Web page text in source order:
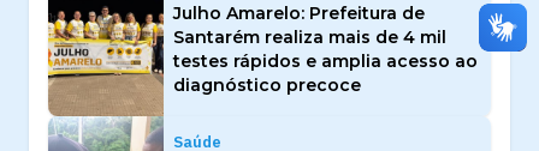
Julho Amarelo: Prefeitura de
Santarém realiza mais de 4 mil
testes rápidos e amplia acesso ao
diagnóstico precoce
Saúde